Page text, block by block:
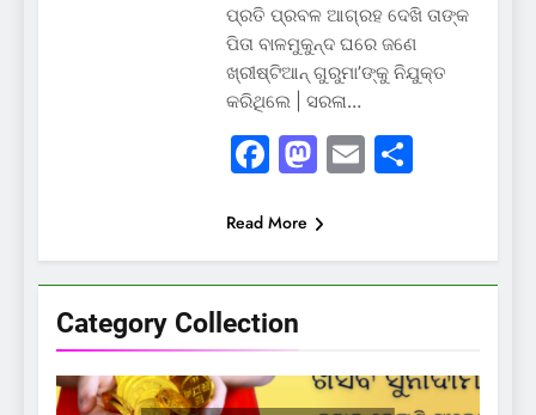
Category Collection
ପ୍ରତି ପ୍ରବଳ ଆଗ୍ରହ ଦେଖି ତାଙ୍କ
ପିତା ବାଳମୁକୁନ୍ଦ ଘରେ ଜଣେ
ଖ୍ରୀଷ୍ଟିଆନ୍ ଗୁରୁମା’ଙ୍କୁ ନିଯୁକ୍ତ
କରିଥିଲେ | ସରଳା…
Facebook
Mastodon
EmailShare
Read More